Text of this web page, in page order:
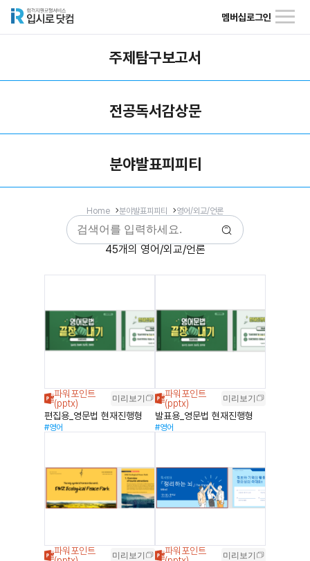
멤버십로그인
주제탐구보고서
전공독서감상문
분야발표피피티
Home 분야발표피피티 영어/외교/언론
45개의 영어/외교/언론
미리보기
편집용_영문법 현재진행형
#영어
미리보기
발표용_영문법 현재진행형
#영어
미리보기 미리보기